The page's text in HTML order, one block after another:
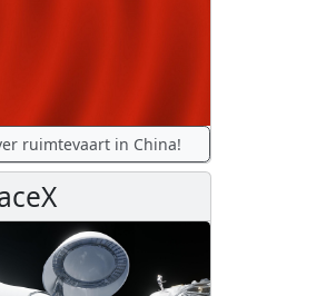
ruimtevaart in China!